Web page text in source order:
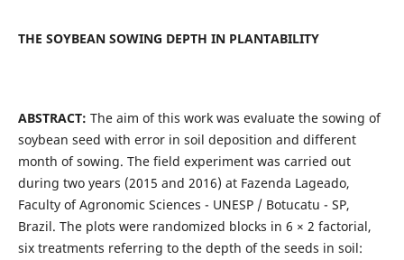
THE SOYBEAN SOWING DEPTH IN PLANTABILITY
ABSTRACT: The aim of this work was evaluate the sowing of
soybean seed with error in soil deposition and different
month of sowing. The field experiment was carried out
during two years (2015 and 2016) at Fazenda Lageado,
Faculty of Agronomic Sciences - UNESP / Botucatu - SP,
Brazil. The plots were randomized blocks in 6 × 2 factorial,
six treatments referring to the depth of the seeds in soil: